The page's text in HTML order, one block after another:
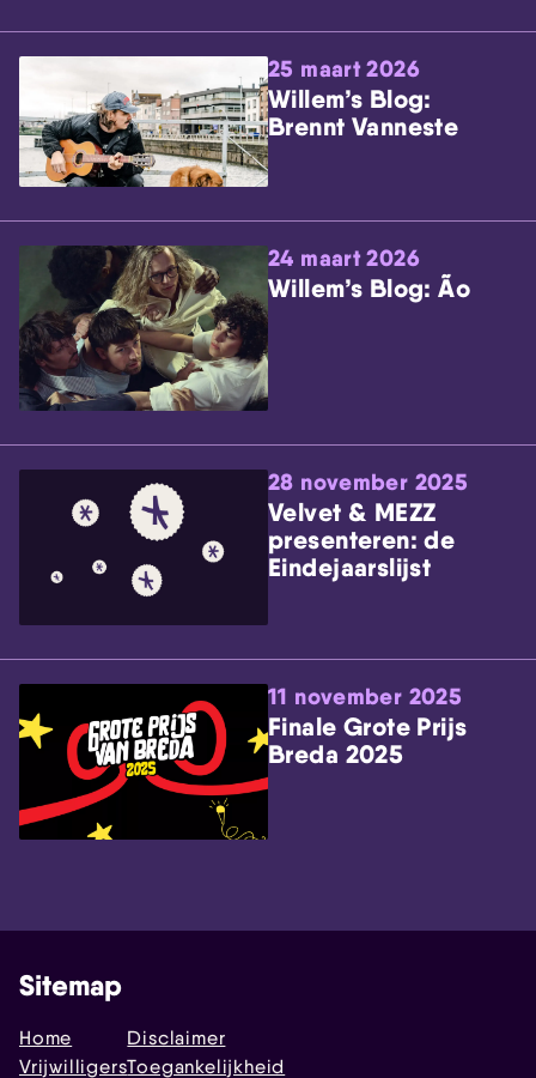
25 maart 2026
Willem’s Blog:
Brennt Vanneste
24 maart 2026
Willem’s Blog: Ão
28 november 2025
Velvet & MEZZ
presenteren: de
Eindejaarslijst
11 november 2025
Finale Grote Prijs
Breda 2025
Sitemap
Home
Vrijwilligers
Disclaimer
Toegankelijkheid